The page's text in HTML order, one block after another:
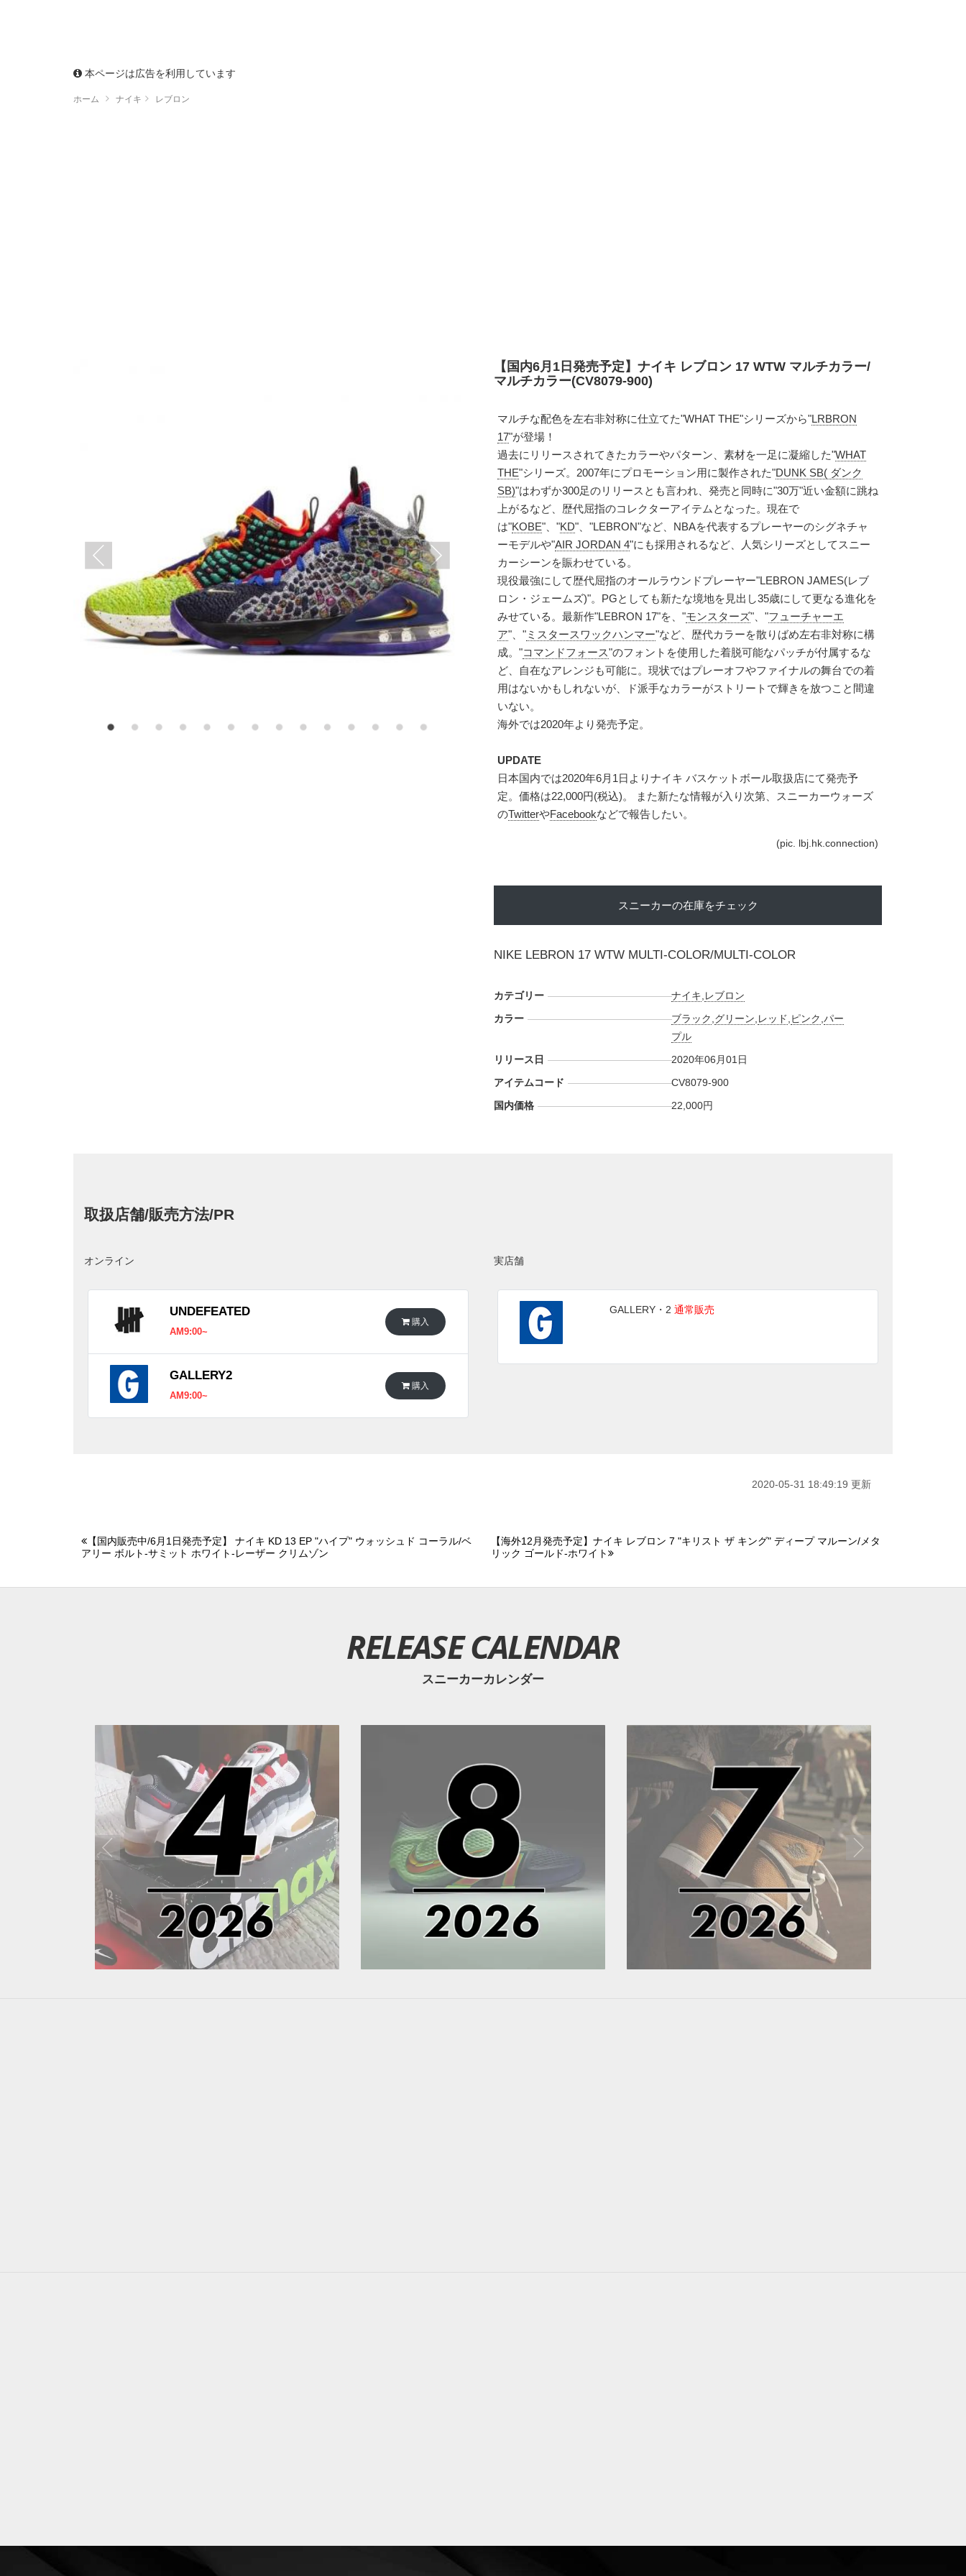
本ページは広告を利用しています
ホーム ナイキ レブロン
【国内6月1日発売予定】ナイキ レブロン 17 WTW マルチカラー/
マルチカラー(CV8079-900)
マルチな配色を左右非対称に仕立てた"WHAT THE"シリーズから"LRBRON
17"が登場！
過去にリリースされてきたカラーやパターン、素材を一足に凝縮した"WHAT
THE"シリーズ。2007年にプロモーション用に製作された"DUNK SB( ダンク
SB)"はわずか300足のリリースとも言われ、発売と同時に"30万"近い金額に跳ね
上がるなど、歴代屈指のコレクターアイテムとなった。現在で
は"KOBE"、"KD"、"LEBRON"など、NBAを代表するプレーヤーのシグネチャ
ーモデルや"AIR JORDAN 4"にも採用されるなど、人気シリーズとしてスニー
カーシーンを賑わせている。
現役最強にして歴代屈指のオールラウンドプレーヤー"LEBRON JAMES(レブ
ロン・ジェームズ)"。PGとしても新たな境地を見出し35歳にして更なる進化を
みせている。最新作"LEBRON 17"を、"モンスターズ"、"フューチャーエ
ア"、"ミスタースワックハンマー"など、歴代カラーを散りばめ左右非対称に構
成。"コマンドフォース"のフォントを使用した着脱可能なパッチが付属するな
ど、自在なアレンジも可能に。現状ではプレーオフやファイナルの舞台での着
用はないかもしれないが、ド派手なカラーがストリートで輝きを放つこと間違
いない。
海外では2020年より発売予定。
UPDATE
日本国内では2020年6月1日よりナイキ バスケットボール取扱店にて発売予
定。価格は22,000円(税込)。 また新たな情報が入り次第、スニーカーウォーズ
のTwitterやFacebookなどで報告したい。
(pic. lbj.hk.connection)
スニーカーの在庫をチェック
NIKE LEBRON 17 WTW MULTI-COLOR/MULTI-COLOR
カテゴリー ナイキ レブロン
カラー
ブラック グリーン レッド ピンク ,パー
プル
リリース日
2020年06月01日
アイテムコード
CV8079-900
国内価格
22,000円
取扱店舗/販売方法/PR
オンライン
UNDEFEATED
AM9:00~
購入
GALLERY2
AM9:00~
購入
実店舗
GALLERY・2 通常販売
2020-05-31 18:49:19 更新
【国内販売中/6月1日発売予定】 ナイキ KD 13 EP "ハイプ" ウォッシュド コーラル/ベ
アリー ボルト-サミット ホワイト-レーザー クリムゾン
【海外12月発売予定】ナイキ レブロン 7 "キリスト ザ キング" ディープ マルーン/メタ
リック ゴールド-ホワイト
RELEASE CALENDAR
スニーカーカレンダー